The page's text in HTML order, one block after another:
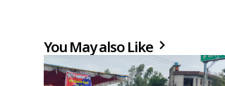
You May also Like